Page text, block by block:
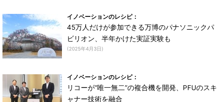
イノベーションのレシピ：
45万人だけが参加できる万博のパナソニックパ
ビリオン、半年かけた実証実験も
(2025年4月3日)
イノベーションのレシピ：
リコーが“唯一無二”の複合機を開発、PFUのスキ
ャナー技術を融合